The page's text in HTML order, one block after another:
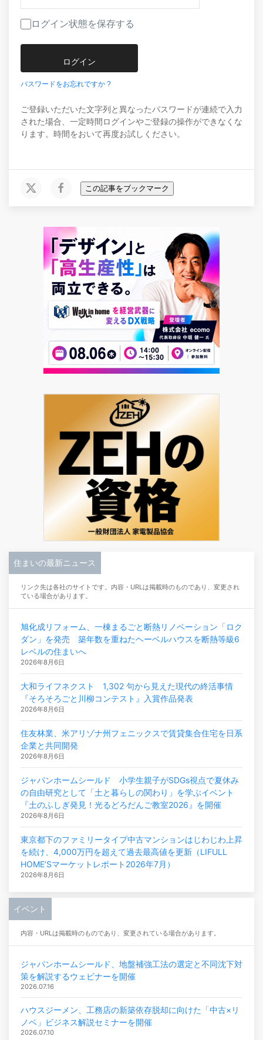
ログイン状態を保存する
パスワードをお忘れですか ?
ご登録いただいた文字列と異なったパスワードが連続で入力
された場合、一定時間ログインやご登録の操作ができなくな
ります。時間をおいて再度お試しください。
この記事をブックマーク
住まいの最新ニュース
リンク先は各社のサイトです。内容・URLは掲載時のものであり、変更され
ている場合があります。
旭化成リフォーム、一棟まるごと断熱リノベーション「ロク
ダン」を発売 築年数を重ねたヘーベルハウスを断熱等級6
レベルの住まいへ
2026年8月6日
大和ライフネクスト 1,302 句から見えた現代の終活事情
『そろそろごと川柳コンテスト』入賞作品発表
2026年8月6日
住友林業、米アリゾナ州フェニックスで賃貸集合住宅を日系
企業と共同開発
2026年8月6日
ジャパンホームシールド 小学生親子がSDGs視点で夏休み
の自由研究として「土と暮らしの関わり」を学ぶイベント
『土のふしぎ発見！光るどろだんご教室2026』を開催
2026年8月6日
東京都下のファミリータイプ中古マンションはじわじわ上昇
を続け、4,000万円を超えて過去最高値を更新（LIFULL
HOME’Sマーケットレポート2026年7月）
2026年8月6日
イベント
内容・URLは掲載時のものであり、変更されている場合があります。
ジャパンホームシールド、地盤補強工法の選定と不同沈下対
策を解説するウェビナーを開催
2026.07.16
ハウスジーメン、工務店の新築依存脱却に向けた「中古×リ
ノベ」ビジネス解説セミナーを開催
2026.07.10